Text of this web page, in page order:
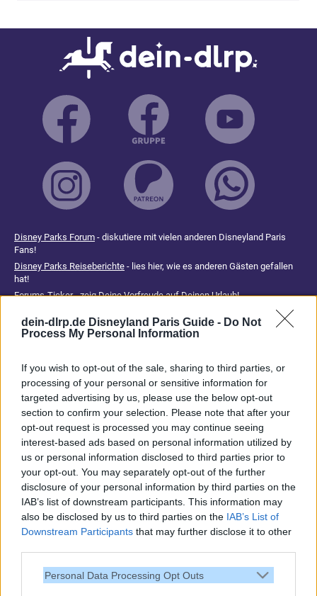
dein-dlrp.de Disneyland Paris Guide - Do Not
Process My Personal Information
If you wish to opt-out of the sale, sharing to third parties, or
processing of your personal or sensitive information for
targeted advertising by us, please use the below opt-out
section to confirm your selection. Please note that after your
opt-out request is processed you may continue seeing
interest-based ads based on personal information utilized by
us or personal information disclosed to third parties prior to
your opt-out. You may separately opt-out of the further
disclosure of your personal information by third parties on the
IAB’s list of downstream participants. This information may
also be disclosed by us to third parties on the IAB’s List of
Downstream Participants that may further disclose it to other
Personal Data Processing Opt Outs
Disney Parks Forum - diskutiere mit vielen anderen Disneyland Paris
Fans!
Disney Parks Reiseberichte - lies hier, wie es anderen Gästen gefallen
hat!
Forums-Ticker- zeig Deine Vorfreude auf Deinen Urlaub!
Auf unserer Seite findest Du an einigen Stellen Affiliate-Links. Du
erkennst sie am * oder an einem kurzen Hinweis direkt beim Link. Wenn
Dich entstehen dadurch keine Mehrkosten. Damit hilfst Du uns, unsere
Reiseführer, Tipps und Planungsinhalte weiterhin kostenlos anzubieten.
Vielen Dank für Deine Unterstützung.
Abonniere jetzt unsere magischen News aus denDisney
Parks
Keine Angebote verpassen
Spannende Lesetipps
Gratis und jederzeit kündbar